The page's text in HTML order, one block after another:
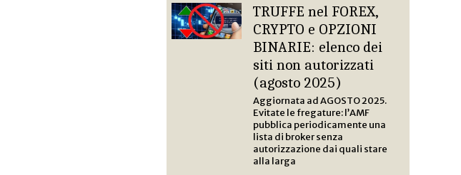
TRUFFE nel FOREX,
CRYPTO e OPZIONI
BINARIE: elenco dei
siti non autorizzati
(agosto 2025)
Aggiornata ad AGOSTO 2025.
Evitate le fregature: l’AMF
pubblica periodicamente una
lista di broker senza
autorizzazione dai quali stare
alla larga